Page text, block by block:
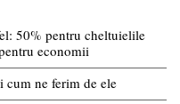
50% pentru cheltuielile
economii
cum ne ferim de ele